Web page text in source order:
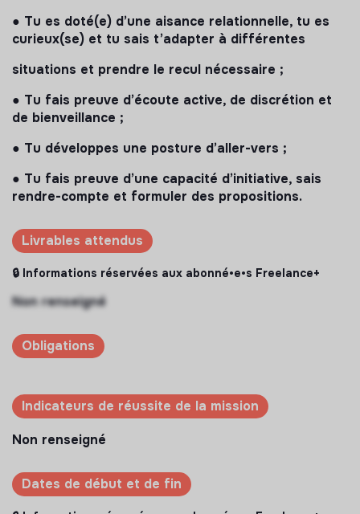
● Tu es doté(e) d’une aisance relationnelle, tu es
curieux(se) et tu sais t’adapter à différentes
situations et prendre le recul nécessaire ;
● Tu fais preuve d’écoute active, de discrétion et
de bienveillance ;
● Tu développes une posture d’aller-vers ;
● Tu fais preuve d’une capacité d’initiative, sais
rendre-compte et formuler des propositions.
Livrables attendus
🔒 Informations réservées aux abonné•e•s Freelance+
Non renseigné
Obligations
Indicateurs de réussite de la mission
Non renseigné
Dates de début et de fin